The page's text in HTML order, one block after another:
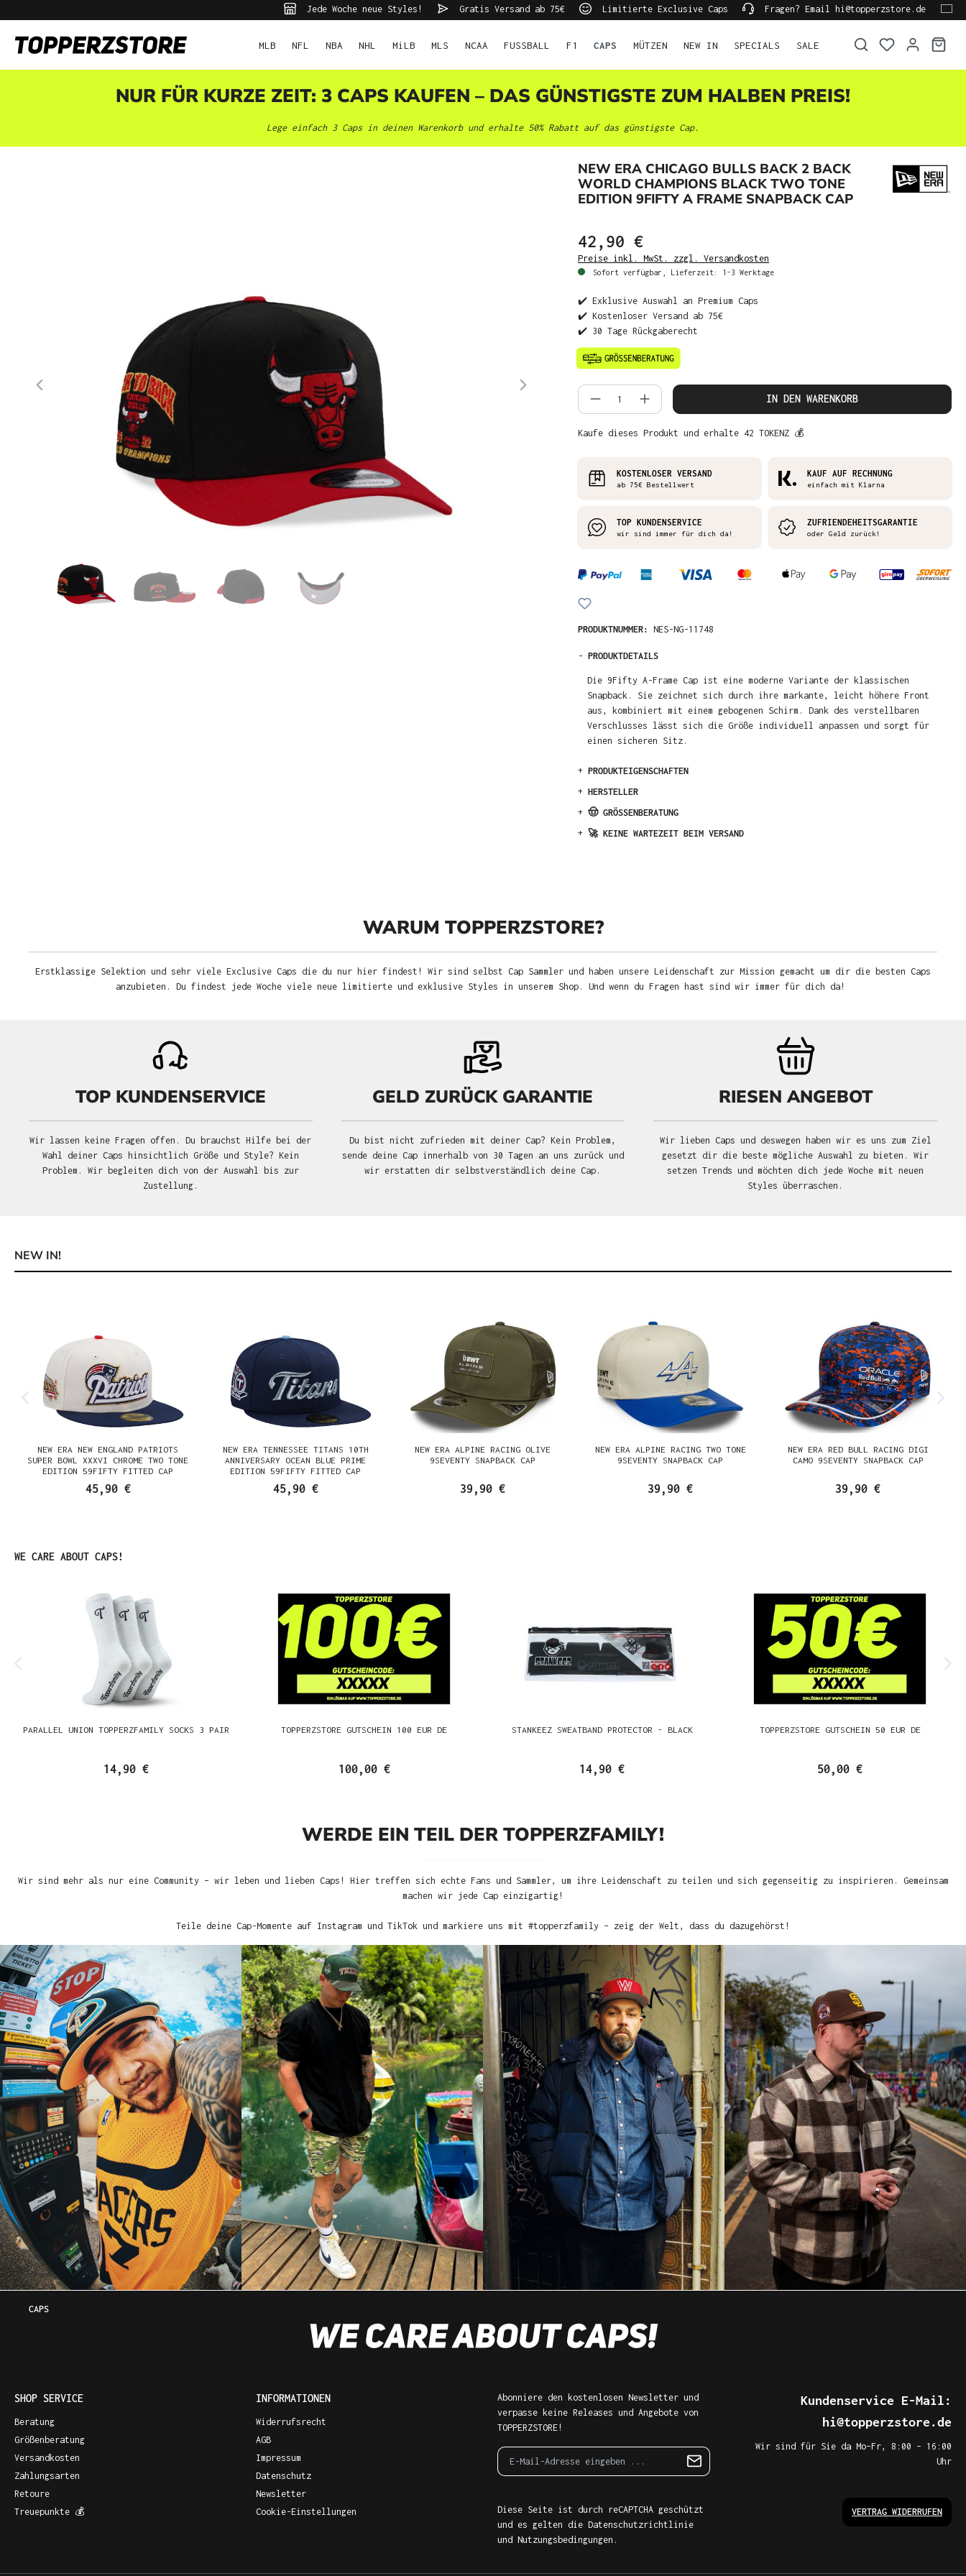
Jede Woche neue Styles! Gratis Versand ab 75€ Limitierte Exclusive Caps Fragen? Email hi@topperzstore.de
MLB NFL NBA NHL MiLB MLS NCAA FUSSBALL F1 CAPS MÜTZEN NEW IN SPECIALS SALE
NUR FÜR KURZE ZEIT: 3 CAPS KAUFEN – DAS GÜNSTIGSTE ZUM HALBEN PREIS!
Lege einfach 3 Caps in deinen Warenkorb und erhalte 50% Rabatt auf das günstigste Cap.
NEW ERA CHICAGO BULLS BACK 2 BACK
WORLD CHAMPIONS BLACK TWO TONE
EDITION 9FIFTY A FRAME SNAPBACK CAP
42,90 €
Preise inkl. MwSt. zzgl. Versandkosten
Sofort verfügbar, Lieferzeit: 1-3 Werktage
✔️ Exklusive Auswahl an Premium Caps
✔️ Kostenloser Versand ab 75€
✔️ 30 Tage Rückgaberecht
Produkt Anzahl: Gib den gewünschten Wert
IN DEN WARENKORB
Kaufe dieses Produkt und erhalte 42 TOKENZ 💰
KOSTENLOSER VERSAND
ab 75€ Bestellwert
KAUF AUF RECHNUNG
einfach mit Klarna
TOP KUNDENSERVICE
wir sind immer für dich da!
ZUFRIENDEHEITSGARANTIE
oder Geld zurück!
PRODUKTNUMMER: NES-NG-11748
- PRODUKTDETAILS
Die 9Fifty A-Frame Cap ist eine moderne Variante der klassischen
Snapback. Sie zeichnet sich durch ihre markante, leicht höhere Front
aus, kombiniert mit einem gebogenen Schirm. Dank des verstellbaren
Verschlusses lässt sich die Größe individuell anpassen und sorgt für
einen sicheren Sitz.
+ PRODUKTEIGENSCHAFTEN
+ HERSTELLER
+ 🤠 GRÖSSENBERATUNG
+ 🚀 KEINE WARTEZEIT BEIM VERSAND
WARUM TOPPERZSTORE?
Erstklassige Selektion und sehr viele Exclusive Caps die du nur hier findest! Wir sind selbst Cap Sammler und haben unsere Leidenschaft zur Mission gemacht um dir die besten Caps
anzubieten. Du findest jede Woche viele neue limitierte und exklusive Styles in unserem Shop. Und wenn du Fragen hast sind wir immer für dich da!
TOP KUNDENSERVICE
Wir lassen keine Fragen offen. Du brauchst Hilfe bei der
Wahl deiner Caps hinsichtlich Größe und Style? Kein
Problem. Wir begleiten dich von der Auswahl bis zur
Zustellung.
GELD ZURÜCK GARANTIE
Du bist nicht zufrieden mit deiner Cap? Kein Problem,
sende deine Cap innerhalb von 30 Tagen an uns zurück und
wir erstatten dir selbstverständlich deine Cap.
RIESEN ANGEBOT
Wir lieben Caps und deswegen haben wir es uns zum Ziel
gesetzt dir die beste mögliche Auswahl zu bieten. Wir
setzen Trends und möchten dich jede Woche mit neuen
Styles überraschen.
NEW IN!
NEW ERA NEW ENGLAND PATRIOTS
SUPER BOWL XXXVI CHROME TWO TONE
EDITION 59FIFTY FITTED CAP
45,90 €
NEW ERA TENNESSEE TITANS 10TH
ANNIVERSARY OCEAN BLUE PRIME
EDITION 59FIFTY FITTED CAP
45,90 €
NEW ERA ALPINE RACING OLIVE
9SEVENTY SNAPBACK CAP
39,90 €
NEW ERA ALPINE RACING TWO TONE
9SEVENTY SNAPBACK CAP
39,90 €
NEW ERA RED BULL RACING DIGI
CAMO 9SEVENTY SNAPBACK CAP
39,90 €
Produktgalerie überspringen
WE CARE ABOUT CAPS!
PARALLEL UNION TOPPERZFAMILY SOCKS 3 PAIR
14,90 €
TOPPERZSTORE GUTSCHEIN 100 EUR DE
100,00 €
STANKEEZ SWEATBAND PROTECTOR - BLACK
14,90 €
TOPPERZSTORE GUTSCHEIN 50 EUR DE
50,00 €
WERDE EIN TEIL DER TOPPERZFAMILY!
Wir sind mehr als nur eine Community – wir leben und lieben Caps! Hier treffen sich echte Fans und Sammler, um ihre Leidenschaft zu teilen und sich gegenseitig zu inspirieren. Gemeinsam
machen wir jede Cap einzigartig!
Teile deine Cap-Momente auf Instagram und TikTok und markiere uns mit #topperzfamily – zeig der Welt, dass du dazugehörst!
CAPS
SHOP SERVICE
Beratung
Größenberatung
Versandkosten
Zahlungsarten
Retoure
Treuepunkte 💰
INFORMATIONEN
Widerrufsrecht
AGB
Impressum
Datenschutz
Newsletter
Cookie-Einstellungen
Abonniere den kostenlosen Newsletter und
verpasse keine Releases und Angebote von
TOPPERZSTORE!
Diese Seite ist durch reCAPTCHA geschützt
und es gelten die Datenschutzrichtlinie
und Nutzungsbedingungen .
Kundenservice E-Mail:
hi@topperzstore.de
Wir sind für Sie da Mo–Fr, 8:00 – 16:00
Uhr
VERTRAG WIDERRUFEN